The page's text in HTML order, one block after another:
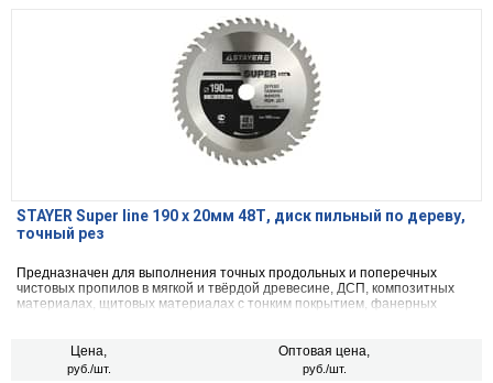
STAYER Super line 190 x 20мм 48Т, диск пильный по дереву,
точный рез
Предназначен для выполнения точных продольных и поперечных
чистовых пропилов в мягкой и твёрдой древесине, ДСП, композитных
материалах, щитовых материалах с тонким покрытием, фанерных
Цена,
руб./шт.
Оптовая цена,
руб./шт.